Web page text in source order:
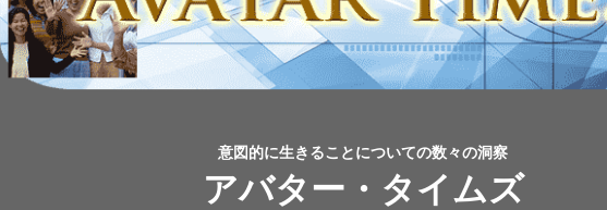
意図的に生きることについての数々の洞察
アバター・タイムズ